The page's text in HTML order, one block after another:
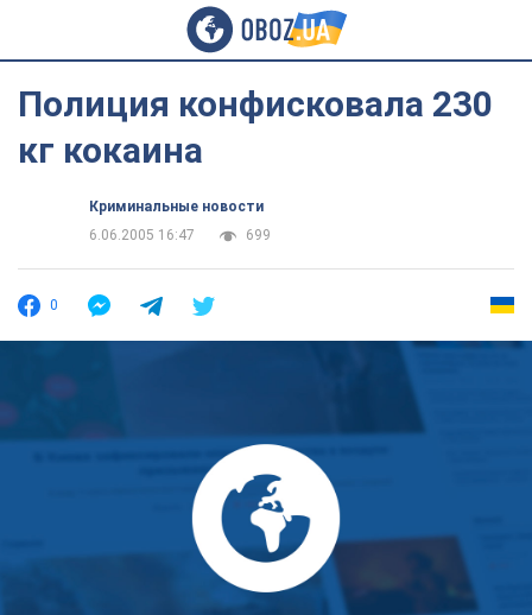
Полиция конфисковала 230
кг кокаина
Криминальные новости
6.06.2005 16:47
699
0